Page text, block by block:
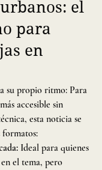
el
para
en
su propio ritmo: Para
accesible sin
esta noticia se
formatos:
Ideal para quienes
el tema, pero